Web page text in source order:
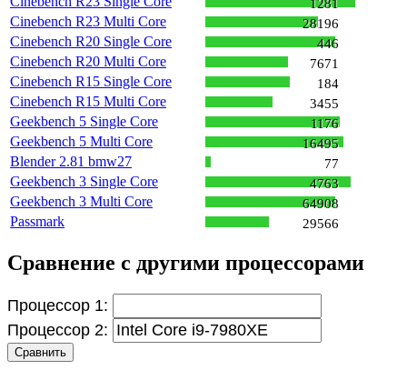
1281
Cinebench R23 Multi Core 28196
Cinebench R20 Single Core 446
Cinebench R20 Multi Core 7671
Cinebench R15 Single Core 184
Cinebench R15 Multi Core 3455
Geekbench 5 Single Core 1176
Geekbench 5 Multi Core 16495
Blender 2.81 bmw27 77
Geekbench 3 Single Core 4763
Geekbench 3 Multi Core 64908
Passmark 29566
Сравнение с другими процессорами
Процессор 1:
Процессор 2:
Сравнить